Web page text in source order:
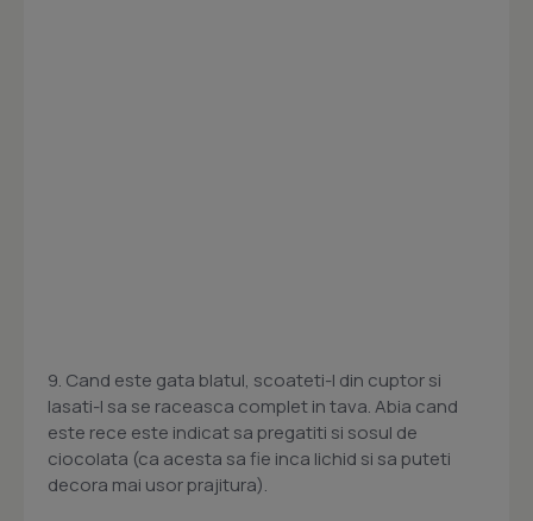
9. Cand este gata blatul, scoateti-l din cuptor si
lasati-l sa se raceasca complet in tava. Abia cand
este rece este indicat sa pregatiti si sosul de
ciocolata (ca acesta sa fie inca lichid si sa puteti
decora mai usor prajitura).